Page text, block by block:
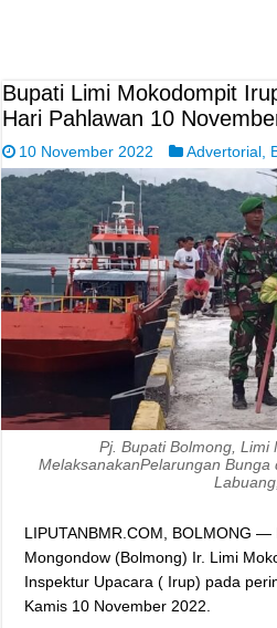
Bupati Limi Mokodompit
Hari Pahlawan 10
10 November 2022 Advertorial
Pj. Bupati Bolmong, Limi
MelaksanakanPelarungan Bunga
Labuang,
LIPUTANBMR.COM, BOLMONG —
Mongondow (Bolmong) Ir. Limi
Inspektur Upacara ( Irup) pada
Kamis 10 November 2022.